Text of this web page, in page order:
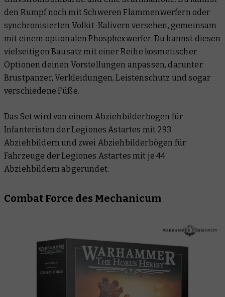
den Rumpf noch mit Schweren Flammenwerfern oder
synchronisierten Volkit-Kalivern versehen, gemeinsam
mit einem optionalen Phosphexwerfer. Du kannst diesen
vielseitigen Bausatz mit einer Reihe kosmetischer
Optionen deinen Vorstellungen anpassen, darunter
Brustpanzer, Verkleidungen, Leistenschutz und sogar
verschiedene Füße.
Das Set wird von einem Abziehbilderbogen für
Infanteristen der Legiones Astartes mit 293
Abziehbildern und zwei Abziehbilderbögen für
Fahrzeuge der Legiones Astartes mit je 44
Abziehbildern abgerundet.
Combat Force des Mechanicum